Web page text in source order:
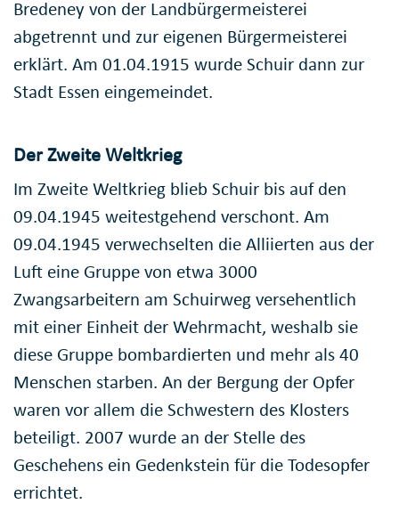
Bredeney von der Landbürgermeisterei
abgetrennt und zur eigenen Bürgermeisterei
erklärt. Am 01.04.1915 wurde Schuir dann zur
Stadt Essen eingemeindet.
Der Zweite Weltkrieg
Im Zweite Weltkrieg blieb Schuir bis auf den
09.04.1945 weitestgehend verschont. Am
09.04.1945 verwechselten die Alliierten aus der
Luft eine Gruppe von etwa 3000
Zwangsarbeitern am Schuirweg versehentlich
mit einer Einheit der Wehrmacht, weshalb sie
diese Gruppe bombardierten und mehr als 40
Menschen starben. An der Bergung der Opfer
waren vor allem die Schwestern des Klosters
beteiligt. 2007 wurde an der Stelle des
Geschehens ein Gedenkstein für die Todesopfer
errichtet.